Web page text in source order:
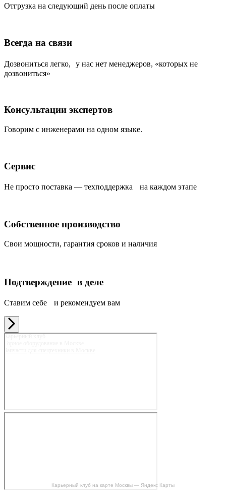
Отгрузка на следующий день после оплаты
Всегда на связи
Дозвониться легко, у нас нет менеджеров, «которых не
дозвониться»
Консультации экспертов
Говорим с инженерами на одном языке.
Сервис
Не просто поставка — техподдержка на каждом этапе
Собственное производство
Свои мощности, гарантия сроков и наличия
Подтверждение в деле
Ставим себе и рекомендуем вам
Карьерный клуб на карте Москвы — Яндекс Карты